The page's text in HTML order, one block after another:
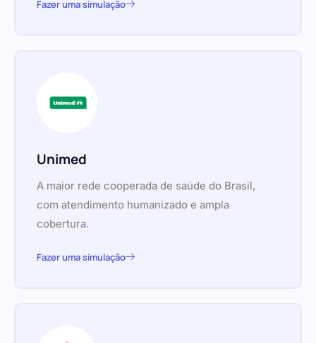
Fazer uma simulação
Unimed
A maior rede cooperada de saúde do Brasil,
com atendimento humanizado e ampla
cobertura.
Fazer uma simulação